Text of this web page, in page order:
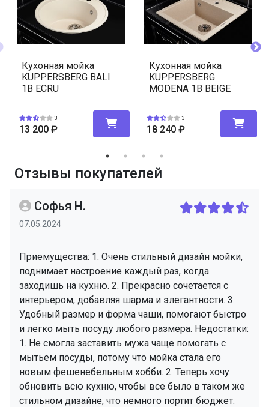
Кухонная мойка
KUPPERSBERG BALI
1B ECRU
3
13 200 ₽
Кухонная мойка
KUPPERSBERG
MODENA 1B BEIGE
3
18 240 ₽
Отзывы покупателей
Софья Н.
07.05.2024
Приемущества: 1. Очень стильный дизайн мойки,
поднимает настроение каждый раз, когда
заходишь на кухню. 2. Прекрасно сочетается с
интерьером, добавляя шарма и элегантности. 3.
Удобный размер и форма чаши, помогают быстро
и легко мыть посуду любого размера. Недостатки:
1. Не смогла заставить мужа чаще помогать с
мытьем посуды, потому что мойка стала его
новым фешенебельным хобби. 2. Теперь хочу
обновить всю кухню, чтобы все было в таком же
стильном дизайне, что немного портит бюджет.